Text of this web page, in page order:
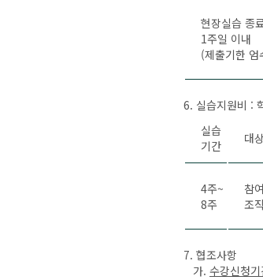
현장실습 종
1주일 이내
(제출기한 엄
6. 실습지원비 :
실습
기간
대상
4주~
8주
참
조직
7. 협조사항
가. 수강신청